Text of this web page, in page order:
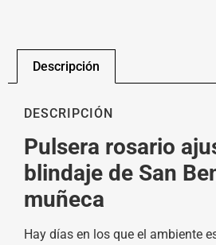
Descripción
DESCRIPCIÓN
Pulsera rosario
blindaje de San
muñeca
Hay días en los que el ambiente